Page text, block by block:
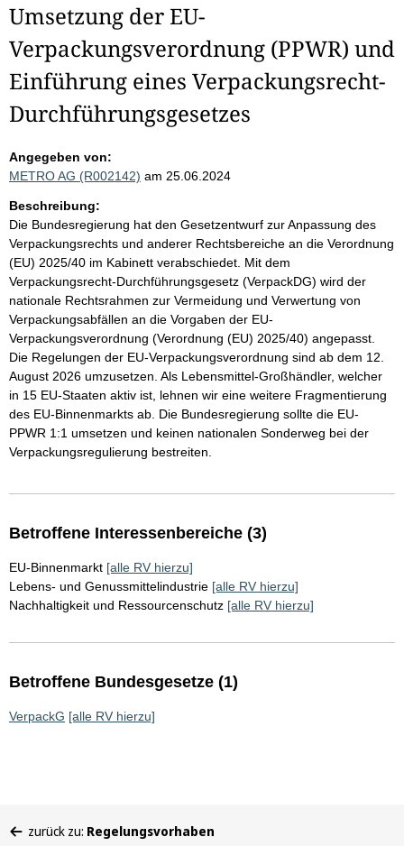
Umsetzung der EU-
Verpackungsverordnung (PPWR) und
Einführung eines Verpackungsrecht-
Durchführungsgesetzes
Angegeben von:
METRO AG (R002142) am 25.06.2024
Beschreibung:
Die Bundesregierung hat den Gesetzentwurf zur Anpassung des
Verpackungsrechts und anderer Rechtsbereiche an die Verordnung
(EU) 2025/40 im Kabinett verabschiedet. Mit dem
Verpackungsrecht-Durchführungsgesetz (VerpackDG) wird der
nationale Rechtsrahmen zur Vermeidung und Verwertung von
Verpackungsabfällen an die Vorgaben der EU-
Verpackungsverordnung (Verordnung (EU) 2025/40) angepasst.
Die Regelungen der EU-Verpackungsverordnung sind ab dem 12.
August 2026 umzusetzen. Als Lebensmittel-Großhändler, welcher
in 15 EU-Staaten aktiv ist, lehnen wir eine weitere Fragmentierung
des EU-Binnenmarkts ab. Die Bundesregierung sollte die EU-
PPWR 1:1 umsetzen und keinen nationalen Sonderweg bei der
Verpackungsregulierung bestreiten.
Betroffene Interessenbereiche (3)
EU-Binnenmarkt [alle RV hierzu]
Lebens- und Genussmittelindustrie [alle RV hierzu]
Nachhaltigkeit und Ressourcenschutz [alle RV hierzu]
Betroffene Bundesgesetze (1)
VerpackG [alle RV hierzu]
befinden
zurück zu: Regelungsvorhaben